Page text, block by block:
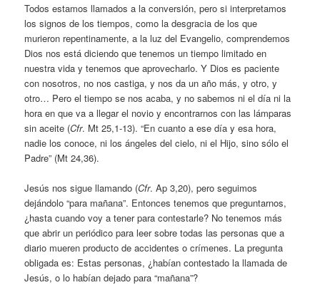
Todos estamos llamados a la conversión, pero si interpretamos
los signos de los tiempos, como la desgracia de los que
murieron repentinamente, a la luz del Evangelio, comprendemos
Dios nos está diciendo que tenemos un tiempo limitado en
nuestra vida y tenemos que aprovecharlo. Y Dios es paciente
con nosotros, no nos castiga, y nos da un año más, y otro, y
otro… Pero el tiempo se nos acaba, y no sabemos ni el día ni la
hora en que va a llegar el novio y encontrarnos con las lámparas
sin aceite (Cfr. Mt 25,1-13). “En cuanto a ese día y esa hora,
nadie los conoce, ni los ángeles del cielo, ni el Hijo, sino sólo el
Padre” (Mt 24,36).
Jesús nos sigue llamando (Cfr. Ap 3,20), pero seguimos
dejándolo “para mañana”. Entonces tenemos que preguntarnos,
¿hasta cuando voy a tener para contestarle? No tenemos más
que abrir un periódico para leer sobre todas las personas que a
diario mueren producto de accidentes o crímenes. La pregunta
obligada es: Estas personas, ¿habían contestado la llamada de
Jesús, o lo habían dejado para “mañana”?